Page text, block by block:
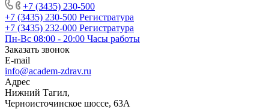
+7 (3435) 230-500
+7 (3435) 230-500 Регистратура
+7 (3435) 232-000 Регистратура
Пн-Вс 08:00 - 20:00 Часы работы
Заказать звонок
E-mail
info@academ-zdrav.ru
Адрес
Нижний Тагил,
Черноисточинское шоссе, 63А